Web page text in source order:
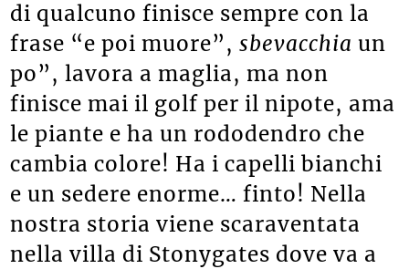
di qualcuno finisce sempre con la
frase “e poi muore”,sbevacchiaun
po”, lavora a maglia, ma non
finisce mai il golf per il nipote, ama
le piante e ha un rododendro che
cambia colore! Ha i capelli bianchi
e un sedere enorme… finto! Nella
nostra storia viene scaraventata
nella villa di Stonygates dove va a